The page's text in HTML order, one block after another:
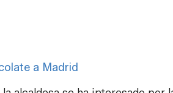
a Madrid